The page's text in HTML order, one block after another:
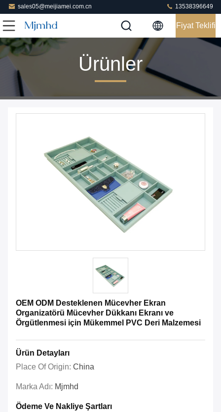
sales05@meijiamei.com.cn 13538396649
Fiyat Teklifi
Ürünler
OEM ODM Desteklenen Mücevher Ekran
Organizatörü Mücevher Dükkanı Ekranı ve
Örgütlenmesi için Mükemmel PVC Deri Malzemesi
Ürün Detayları
Place Of Origin: China
Marka Adı: Mjmhd
Ödeme Ve Nakliye Şartları